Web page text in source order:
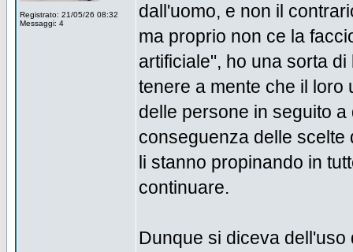
Registrato: 21/05/26 08:32
Messaggi: 4
dall'uomo, e non il
ma proprio non ce la
artificiale", ho una sorta
tenere a mente che il loro
delle persone in seguito
conseguenza delle scelte
li stanno propinando in
continuare.
Dunque si diceva